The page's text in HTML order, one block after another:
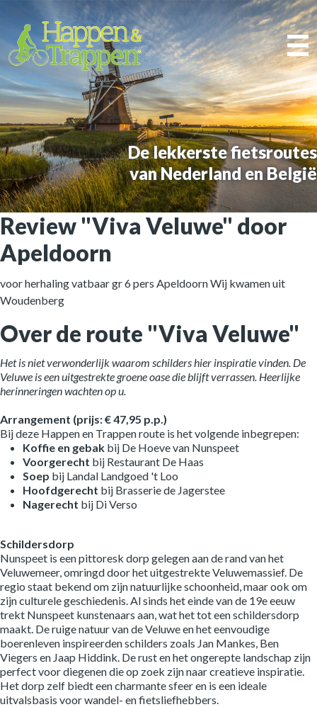
De lekkerste fietsroutes
van Nederland en België
Review "Viva Veluwe" door
Apeldoorn
voor herhaling vatbaar gr 6 pers Apeldoorn Wij kwamen uit
Woudenberg
Over de route "Viva Veluwe"
Het is niet verwonderlijk waarom schilders hier inspiratie vinden. De
Veluwe is een uitgestrekte groene oase die blijft verrassen. Heerlijke
herinneringen wachten op u.
Arrangement (prijs: € 47,95 p.p.)
Bij deze Happen en Trappen route is het volgende inbegrepen:
Koffie en gebak bij De Hoeve van Nunspeet
Voorgerecht bij Restaurant De Haas
Soep bij Landal Landgoed 't Loo
Hoofdgerecht bij Brasserie de Jagerstee
Nagerecht bij Di Verso
Schildersdorp
Nunspeet is een pittoresk dorp gelegen aan de rand van het
Veluwemeer, omringd door het uitgestrekte Veluwemassief. De
regio staat bekend om zijn natuurlijke schoonheid, maar ook om
zijn culturele geschiedenis. Al sinds het einde van de 19e eeuw
trekt Nunspeet kunstenaars aan, wat het tot een schildersdorp
maakt. De ruige natuur van de Veluwe en het eenvoudige
boerenleven inspireerden schilders zoals Jan Mankes, Ben
Viegers en Jaap Hiddink. De rust en het ongerepte landschap zijn
perfect voor diegenen die op zoek zijn naar creatieve inspiratie.
Het dorp zelf biedt een charmante sfeer en is een ideale
uitvalsbasis voor wandel- en fietsliefhebbers.